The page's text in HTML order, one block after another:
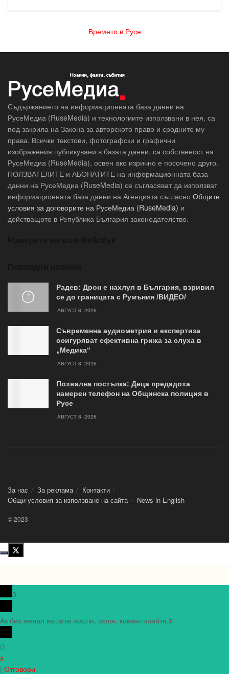
Времето в Русе
Съдържанието на информационната база данни на
РусеМедиа (RuseMedia) и технологиите използвани в нея, са
под закрила на Закона за авторското право и сродните му
права. Всички текстови, фотографски и графични
изображения публикувани в базата данни, са собственост на
РусеМедиа (RuseMedia), освен ако изрично е посочено друго.
ПОЛЗВАТЕЛИТЕ и АБОНАТИТЕ на информационната база
данни на РусеМедиа (RuseMedia) се съгласяват да използват
информационната база данни на Агенцията съгласно Общите
условия за договорите на РусеМедиа (RuseMedia) и
действащото в Република България законодателство.
Радев: Дрон е нахлул в България, взривил
се до границата с Румъния /ВИДЕО/
АВГУСТ 8, 2026
Съвременна аудиометрия и експертиза
осигуряват ефективна грижа за слуха в
„Медика“
АВГУСТ 8, 2026
Похвална постъпка: Деца предадоха
намерен телефон на Общинска полиция в
Русе
АВГУСТ 8, 2026
За нас За реклама
Контакти
Общи условия за използване на сайта
News in Еnglish
© 2023
0
Аз бих желал вашите мисли, моля, коментирайте.x
()
x
| Отговори